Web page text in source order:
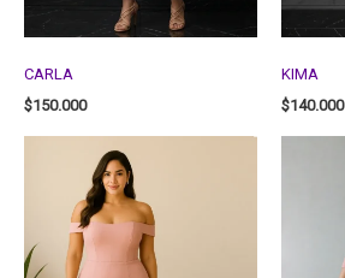
CARLA
$150.000
KIMA
$140.000